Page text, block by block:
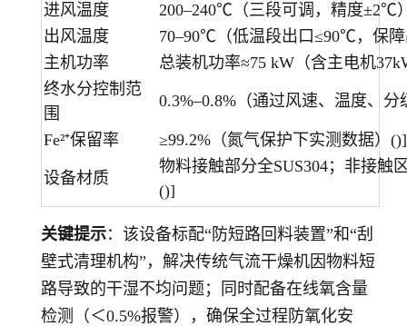
进风温度
200–240℃（三段可调，精度±2℃
出风温度
70–90℃（低温段出口≤90℃，保
主机功率
总装机功率≈75 kW（含主电机
终水分控制范
围
0.3%–0.8%（通过风速、温度、
Fe²⁺保留率 ≥99.2%（氮气保护下实测数据）()]
设备材质
物料接触部分全SUS304；非接触
()]
关键提示：该设备标配“防短路回料装置”和“刮
壁式清理机构”，解决传统气流干燥机因物料短
路导致的干湿不均问题；同时配备在线氧含量
检测（＜0.5%报警），确保全过程防氧化安